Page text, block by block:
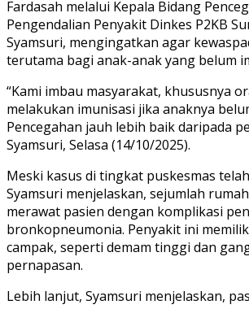
Fardasah melalui Kepala Bidang
Pengendalian Penyakit Dinkes P2KB
Syamsuri, mengingatkan agar
terutama bagi anak-anak yang belum
“Kami imbau masyarakat, khususnya
melakukan imunisasi jika anaknya
Pencegahan jauh lebih baik daripada
Syamsuri, Selasa (14/10/2025).
Meski kasus di tingkat puskesmas
Syamsuri menjelaskan, sejumlah
merawat pasien dengan komplikasi
bronkopneumonia. Penyakit ini
campak, seperti demam tinggi dan
pernapasan.
Lebih lanjut, Syamsuri menjelaskan,